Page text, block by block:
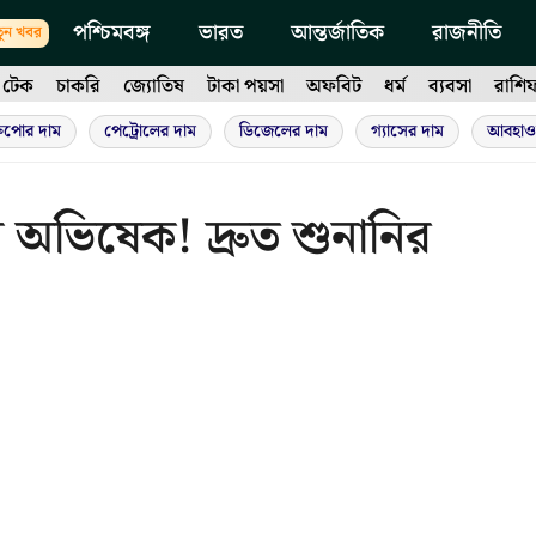
খবর পশ্চিমবঙ্গ ভারত আন্তর্জাতিক রাজনীতি
টেক চাকরি জ্যোতিষ টাকা পয়সা অফবিট ধর্ম ব্যবসা
দাম পেট্রোলের দাম ডিজেলের দাম গ্যাসের দাম
অভিষেক! দ্রুত শুনানির